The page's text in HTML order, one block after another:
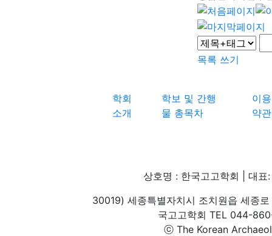
목록 쓰기
학회
소개
학보 및 간행
물 총목차
이용
약관
상호명 : 한국고고학회 | 대
30019) 세종특별자치시 조치원읍 세종
국고고학회 TEL 044-
ⓒ The Korean